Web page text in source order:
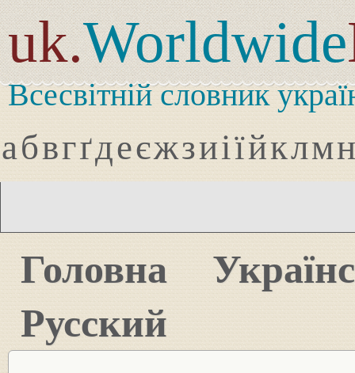
uk.Worldwide
Всесвітній словник
абвгґдеєжзиіїйклмн
Головна
Русский